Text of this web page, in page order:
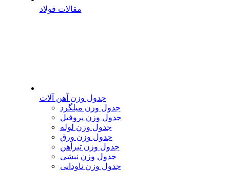
مقالات فولاد
جدول وزن آهن آلات
جدول وزن میلگرد
جدول وزن پروفیل
جدول وزن لوله
جدول وزن ورق
جدول وزن تیرآهن
جدول وزن نبشی
جدول وزن ناودانی